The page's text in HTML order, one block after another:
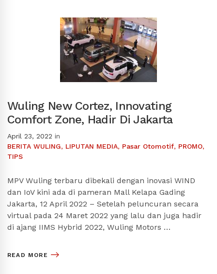
Wuling New Cortez, Innovating
Comfort Zone, Hadir Di Jakarta
April 23, 2022 in
BERITA WULING, LIPUTAN MEDIA, Pasar Otomotif, PROMO,
TIPS
MPV Wuling terbaru dibekali dengan inovasi WIND
dan IoV kini ada di pameran Mall Kelapa Gading
Jakarta, 12 April 2022 – Setelah peluncuran secara
virtual pada 24 Maret 2022 yang lalu dan juga hadir
di ajang IIMS Hybrid 2022, Wuling Motors …
READ MORE